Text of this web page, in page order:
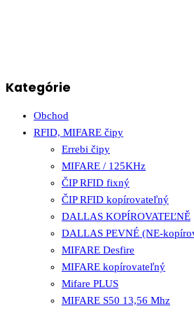
Kategórie
Obchod
RFID, MIFARE čipy
Errebi čipy
MIFARE / 125KHz
ČIP RFID fixný
ČIP RFID kopírovateľný
DALLAS KOPÍROVATEĽNĚ
DALLAS PEVNÉ (NE-
MIFARE Desfire
MIFARE kopírovateľný
Mifare PLUS
MIFARE S50 13,56 Mhz